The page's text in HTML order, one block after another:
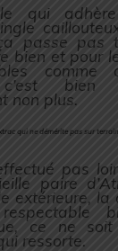
qui
passe pas
bien et pour
comme
c’est
non plus.
qui ne démérite pas sur
pas
paire
extérieure,
ce ne
ressorte.